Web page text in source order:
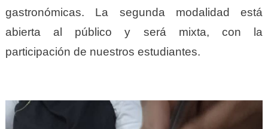
gastronómicas. La segunda modalidad está
abierta al público y será mixta, con la
participación de nuestros estudiantes.